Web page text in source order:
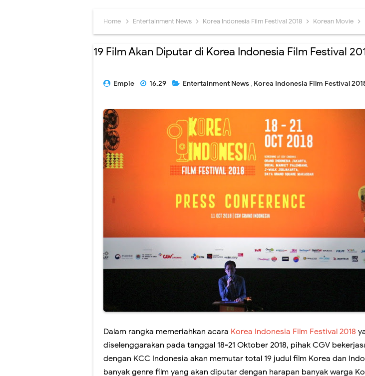
Home Entertainment News Korea Indonesia Film Festival 2018 Korean Movie
19 Film Akan Diputar di Korea Indonesia Film Festival
Empie 16.29 Entertainment News , Korea Indonesia Film Festival
Dalam rangka memeriahkan acara Korea Indonesia Film Festival 2018
diselenggarakan pada tanggal 18-21 Oktober 2018, pihak CGV
dengan KCC Indonesia akan memutar total 19 judul film Korea dan
banyak genre film yang akan diputar dengan harapan banyak warga